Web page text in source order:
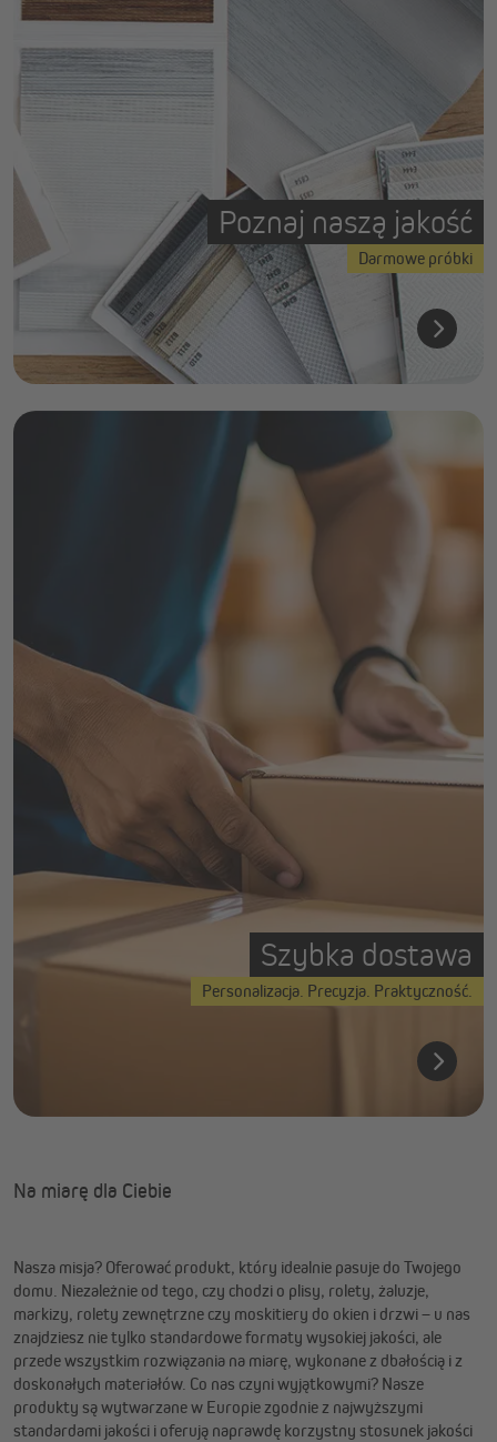
Poznaj naszą jakość
Darmowe próbki
Szybka dostawa
Personalizacja. Precyzja. Praktyczność.
Na miarę dla Ciebie
Nasza misja? Oferować produkt, który idealnie pasuje do Twojego
domu. Niezależnie od tego, czy chodzi o plisy, rolety, żaluzje,
markizy, rolety zewnętrzne czy moskitiery do okien i drzwi – u nas
znajdziesz nie tylko standardowe formaty wysokiej jakości, ale
przede wszystkim rozwiązania na miarę, wykonane z dbałością i z
doskonałych materiałów. Co nas czyni wyjątkowymi? Nasze
produkty są wytwarzane w Europie zgodnie z najwyższymi
standardami jakości i oferują naprawdę korzystny stosunek jakości